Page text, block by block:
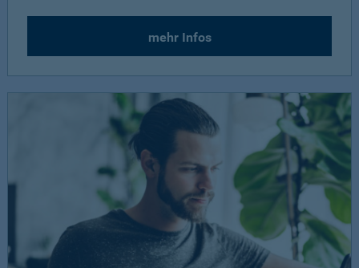
mehr Infos